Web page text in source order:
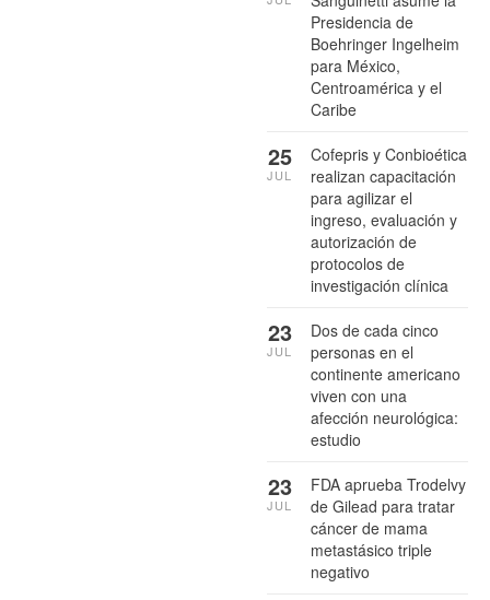
Presidencia de
Boehringer Ingelheim
para México,
Centroamérica y el
Caribe
Cofepris y Conbioética
realizan capacitación
para agilizar el
ingreso, evaluación y
autorización de
protocolos de
investigación clínica
25
JUL
Dos de cada cinco
personas en el
continente americano
viven con una
afección neurológica:
estudio
23
JUL
FDA aprueba Trodelvy
de Gilead para tratar
cáncer de mama
metastásico triple
negativo
23
JUL